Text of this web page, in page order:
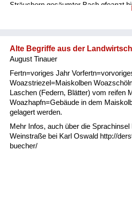
Sträuchern gesäumter Bach gfeanzt
gnauzn/ gnean jammern Goder
zwitschern griawig nett/ süß Granda
Bauernhofes, meistens mit
hantig bitter hawan mit großem Appetit
jäten hibei + hidau nahe an ...
Alte Begriffe aus der
August Tinauer
Fertn=voriges Jahr
Woazstriezel=Maiskolben
Laschen (Federn, Blätter) vom reifen
Woazhapfn=Gebäude in dem
gelagert werden.
Mehr Infos, auch über die
Weinstraße bei Karl Oswald http://
buecher/